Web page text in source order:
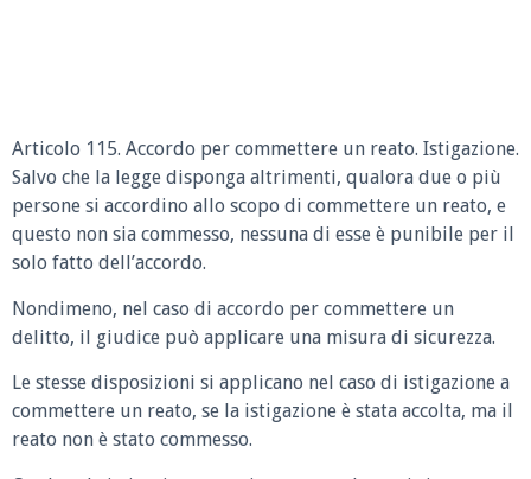
Articolo 115. Accordo per commettere un reato. Istigazione.
Salvo che la legge disponga altrimenti, qualora due o più
persone si accordino allo scopo di commettere un reato, e
questo non sia commesso, nessuna di esse è punibile per il
solo fatto dell’accordo.
Nondimeno, nel caso di accordo per commettere un
delitto, il giudice può applicare una misura di sicurezza.
Le stesse disposizioni si applicano nel caso di istigazione a
commettere un reato, se la istigazione è stata accolta, ma il
reato non è stato commesso.